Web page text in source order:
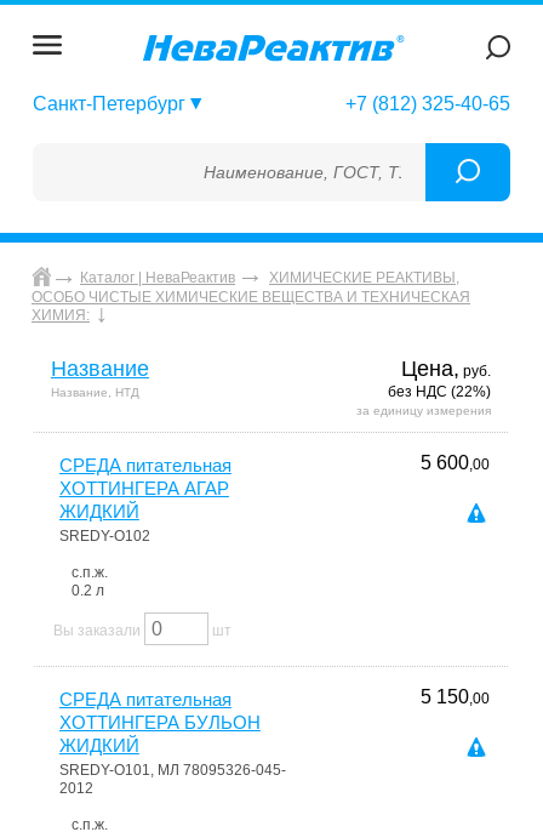
Санкт-Петербург +7 (812) 325-40-65
Наименование, ГОСТ, ТУ, ГСО, МСО, ОСО,
Каталог | НеваРеактив
ХИМИЧЕСКИЕ РЕАКТИВЫ,
ОСОБО ЧИСТЫЕ ХИМИЧЕСКИЕ ВЕЩЕСТВА И ТЕХНИЧЕСКАЯ
ХИМИЯ:
Название
Название, НТД
Цена, руб.
без НДС (22%)
за единицу измерения
СРЕДА питательная
ХОТТИНГЕРА АГАР
ЖИДКИЙ
SREDY-О102
с.п.ж.
0.2 л
5 600,00
Вы заказали шт
СРЕДА питательная
ХОТТИНГЕРА БУЛЬОН
ЖИДКИЙ
SREDY-О101, МЛ 78095326-045-
2012
с.п.ж.
5 150,00